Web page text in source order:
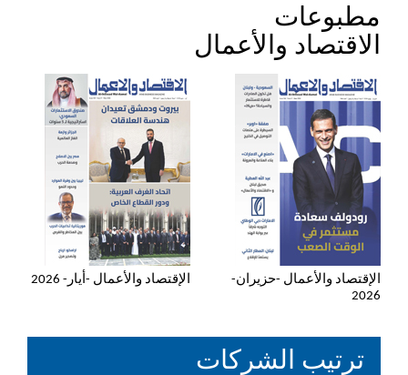
مطبوعات
الاقتصاد والأعمال
الإقتصاد والأعمال -حزيران-
2026
الإقتصاد والأعمال -أيار- 2026
ترتيب الشركات